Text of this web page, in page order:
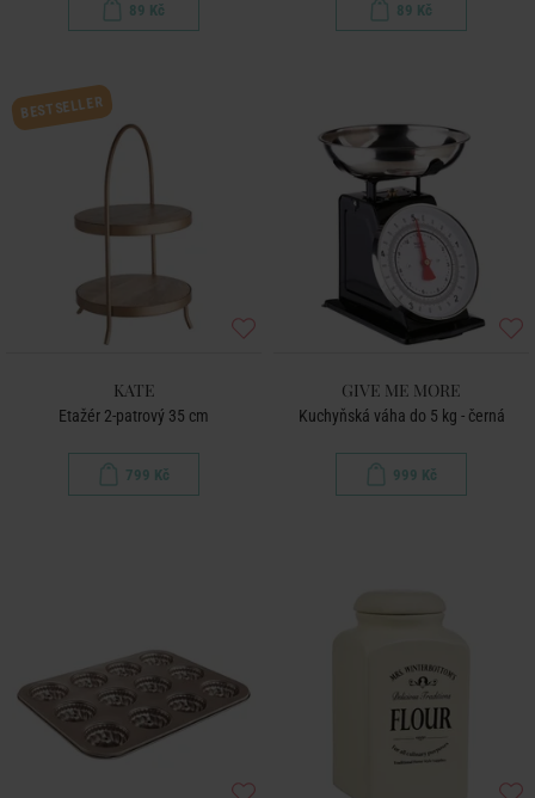
89 Kč 89 Kč
BESTSELLER
KATE
Etažér 2-patrový 35 cm
799 Kč
GIVE ME MORE
Kuchyňská váha do 5 kg - černá
999 Kč